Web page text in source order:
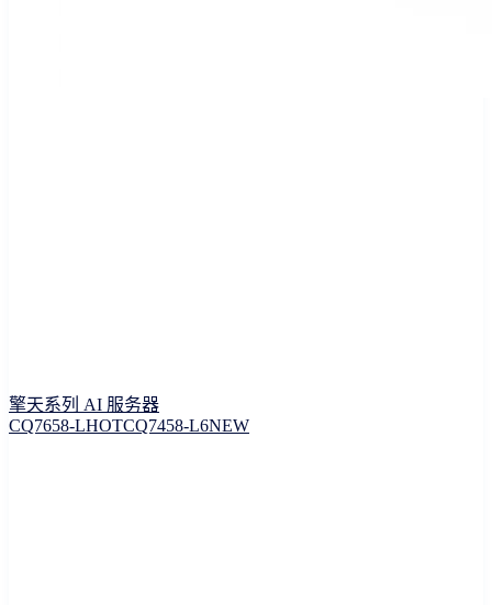
擎天系列 AI 服务器
CQ7658-LHOTCQ7458-L6NEW